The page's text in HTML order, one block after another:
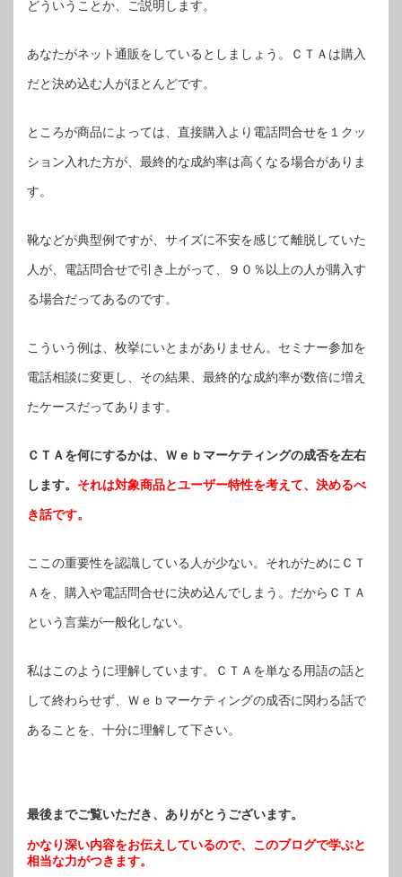
どういうことか、ご説明します。
あなたがネット通販をしているとしましょう。ＣＴＡは購入
だと決め込む人がほとんどです。
ところが商品によっては、直接購入より電話問合せを１クッ
ション入れた方が、最終的な成約率は高くなる場合がありま
す。
靴などが典型例ですが、サイズに不安を感じて離脱していた
人が、電話問合せで引き上がって、９０％以上の人が購入す
る場合だってあるのです。
こういう例は、枚挙にいとまがありません。セミナー参加を
電話相談に変更し、その結果、最終的な成約率が数倍に増え
たケースだってあります。
ＣＴＡを何にするかは、Ｗｅｂマーケティングの成否を左右
します。 それは対象商品とユーザー特性を考えて、決めるべ
き話です。
ここの重要性を認識している人が少ない。それがためにＣＴ
Ａを、購入や電話問合せに決め込んでしまう。だからＣＴＡ
という言葉が一般化しない。
私はこのように理解しています。ＣＴＡを単なる用語の話と
して終わらせず、Ｗｅｂマーケティングの成否に関わる話で
あることを、十分に理解して下さい。
最後までご覧いただき、ありがとうございます。
かなり深い内容をお伝えしているので、このブログで学ぶと
相当な力がつきます。